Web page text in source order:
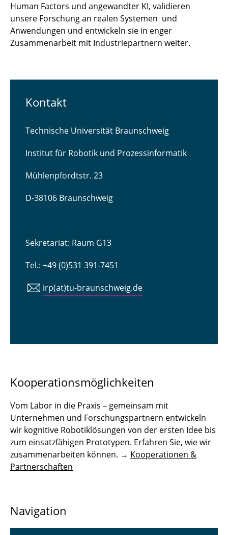
Human Factors und angewandter KI, validieren
unsere Forschung an realen Systemen und
Anwendungen und entwickeln sie in enger
Zusammenarbeit mit Industriepartnern weiter.
Kontakt
Technische Universität Braunschweig
Institut für Robotik und Prozessinformatik
Mühlenpfordtstr. 23
D-38106 Braunschweig
Sekretariat: Raum G13
Tel.: +49 (0)531 391-7451
irp(at)tu-braunschweig.de
Kooperationsmöglichkeiten
Vom Labor in die Praxis – gemeinsam mit
Unternehmen und Forschungspartnern entwickeln
wir kognitive Robotiklösungen von der ersten Idee bis
zum einsatzfähigen Prototypen. Erfahren Sie, wie wir
zusammenarbeiten können. → Kooperationen &
Partnerschaften
Navigation